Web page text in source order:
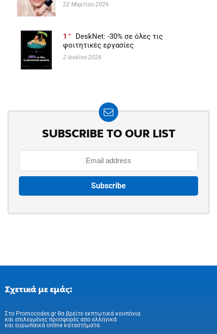
22 Μαρτίου 2026
1
DeskNet: -30% σε όλες τις
φοιτητικές εργασίες
2 Ιουλίου 2026
SUBSCRIBE TO OUR LIST
Σχετικά με εμάς:
Στo Promocodes.gr θα βρείτε εκπτωτικά κουπόνια
και επιλεγμένες προσφορές απο ελληνικά
και ευρωπαικά online καταστήματα